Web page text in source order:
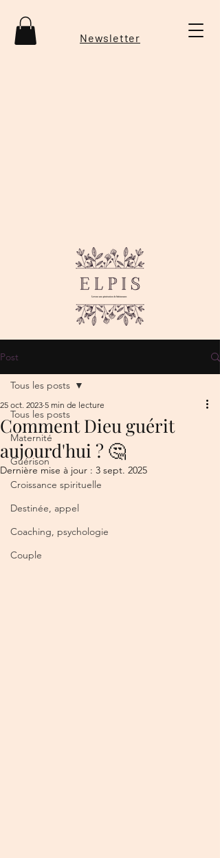
Newsletter
Post
Tous les posts
Maternité
Guérison
Croissance spirituelle
Destinée, appel
Coaching, psychologie
Couple
Tous les posts
Comment Dieu guérit
aujourd'hui ? 🤔
25 oct. 2023 5 min de lecture
Dernière mise à jour : 3 sept. 2025